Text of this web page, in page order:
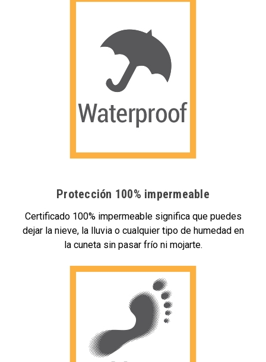
Protección 100% impermeable
Certificado 100% impermeable significa que puedes
dejar la nieve, la lluvia o cualquier tipo de humedad en
la cuneta sin pasar frío ni mojarte.